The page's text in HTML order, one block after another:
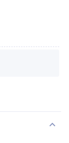
expand_more